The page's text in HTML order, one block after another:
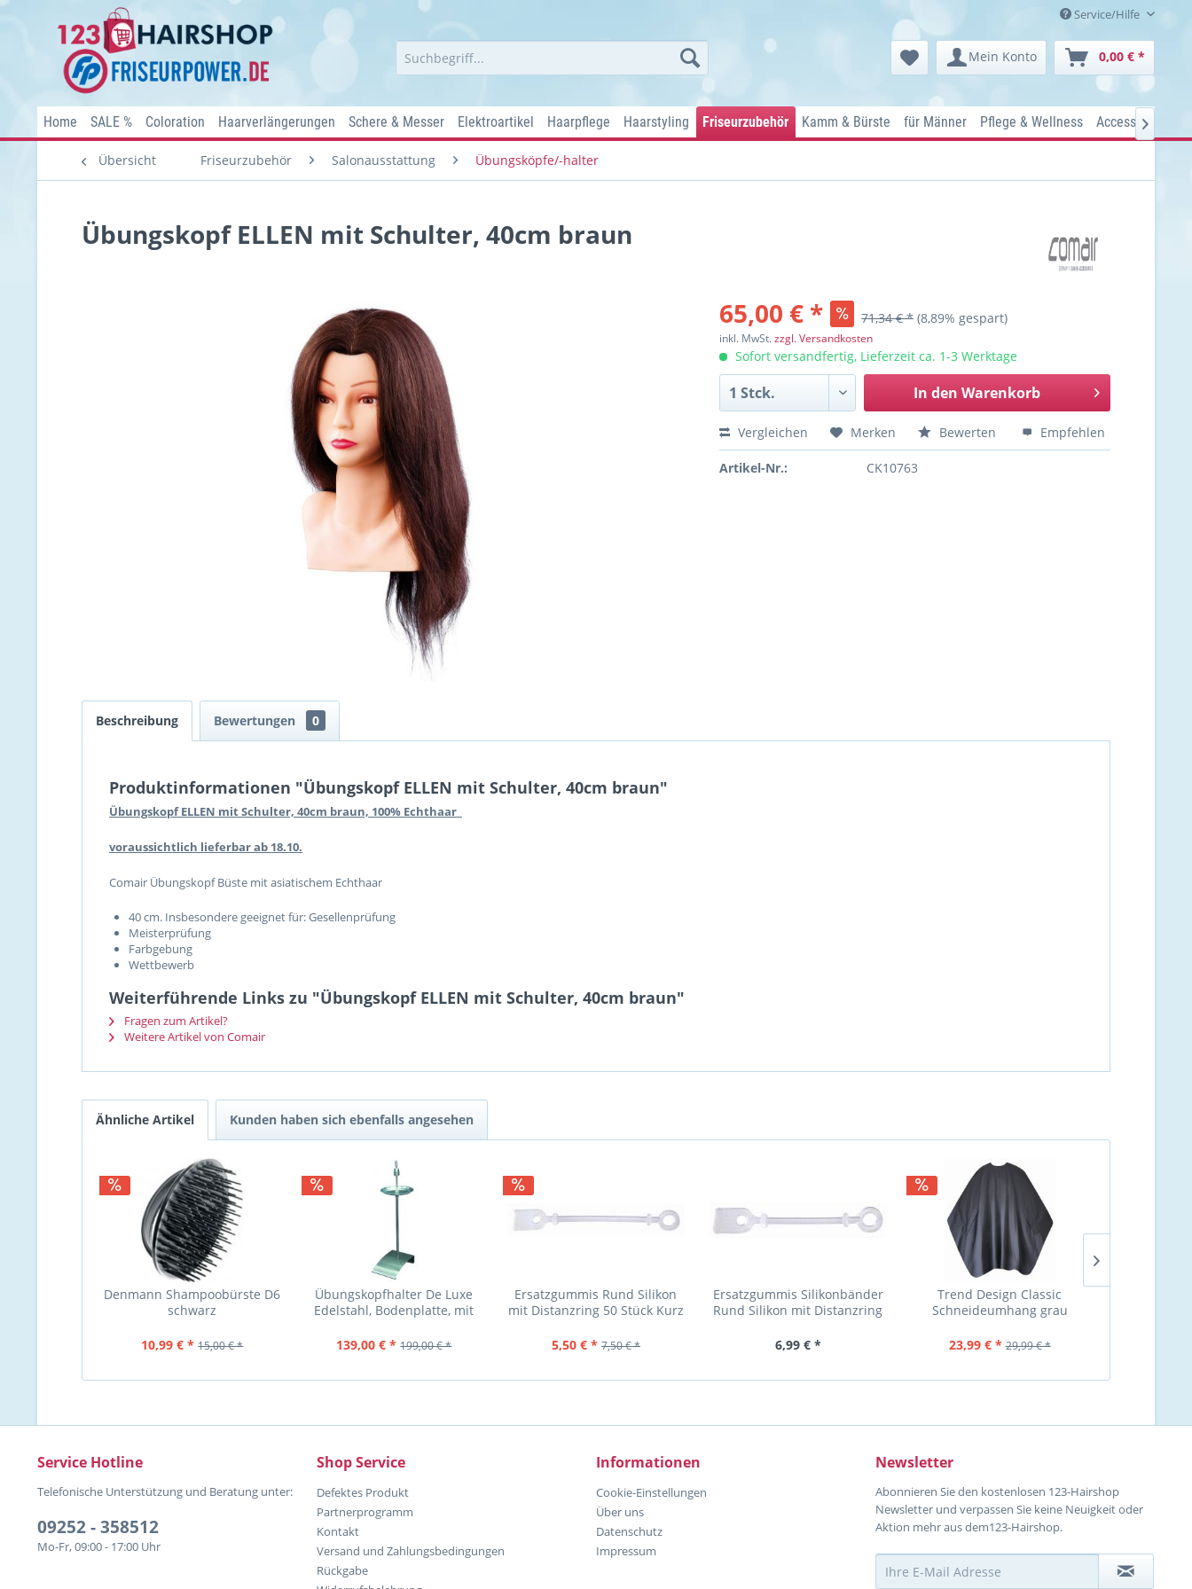
Service/Hilfe
Mein Konto 0,00 € *
Home SALE % Coloration Haarverlängerungen Schere & Messer Elektroartikel Haarpflege Haarstyling Friseurzubehör Kamm & Bürste für Männer Pflege & Wellness Accessoires

Übersicht Friseurzubehör Salonausstattung Übungsköpfe/-halter
Übungskopf ELLEN mit Schulter, 40cm braun
65,00 € * 71,34 € * (8,89% gespart)
inkl. MwSt.zzgl. Versandkosten
Sofort versandfertig, Lieferzeit ca. 1-3 Werktage
In den Warenkorb
Vergleichen Merken Bewerten Empfehlen
Artikel-Nr.: CK10763
Beschreibung Bewertungen 0
Produktinformationen "Übungskopf ELLEN mit Schulter, 40cm braun"
Übungskopf ELLEN mit Schulter, 40cm braun, 100% Echthaar
voraussichtlich lieferbar ab 18.10.
Comair Übungskopf Büste mit asiatischem Echthaar
40 cm. Insbesondere geeignet für: Gesellenprüfung
Meisterprüfung
Farbgebung
Wettbewerb
Weiterführende Links zu "Übungskopf ELLEN mit Schulter, 40cm braun"
Fragen zum Artikel?
Weitere Artikel von Comair
Ähnliche Artikel Kunden haben sich ebenfalls angesehen
Denmann Shampoobürste D6
schwarz
10,99 € * 15,00 € *
Übungskopfhalter De Luxe
Edelstahl, Bodenplatte, mit
139,00 € * 199,00 € *
Ersatzgummis Rund Silikon
mit Distanzring 50 Stück Kurz
5,50 € * 7,50 € *
Ersatzgummis Silikonbänder
Rund Silikon mit Distanzring
6,99 € *
Trend Design Classic
Schneideumhang grau
23,99 € * 29,99 € *
Service Hotline
Telefonische Unterstützung und Beratung unter:
09252 - 358512
Mo-Fr, 09:00 - 17:00 Uhr
Shop Service
Defektes Produkt
Partnerprogramm
Kontakt
Versand und Zahlungsbedingungen
Rückgabe
Informationen
Cookie-Einstellungen
Über uns
Datenschutz
Impressum
Newsletter
Abonnieren Sie den kostenlosen 123-Hairshop
Newsletter und verpassen Sie keine Neuigkeit oder
Aktion mehr aus dem123-Hairshop.